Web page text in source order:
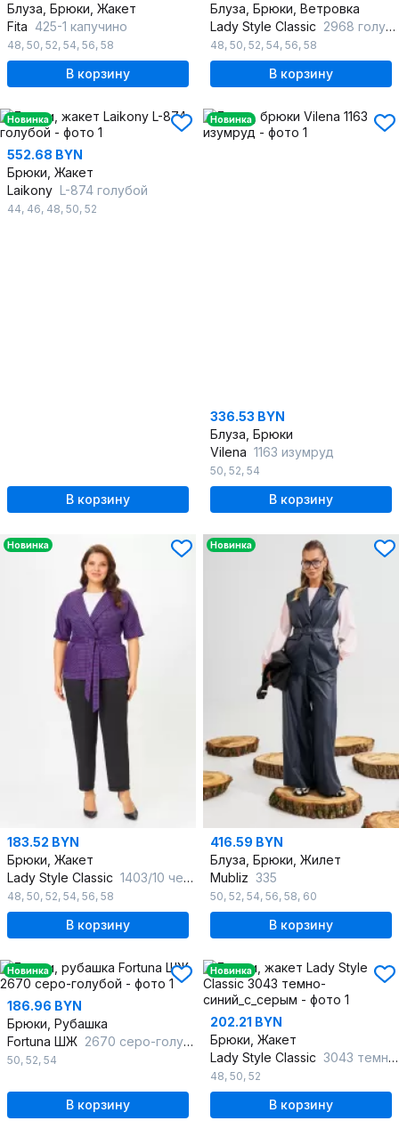
Блуза, Брюки, Жакет
Fita 425-1 капучино
48, 50, 52, 54, 56, 58
В корзину
Блуза, Брюки, Ветровка
Lady Style Classic 2968 голубой_с_бежевый
48, 50, 52, 54, 56, 58
В корзину
Новинка
552.68 BYN
Брюки, Жакет
Laikony L-874 голубой
44, 46, 48, 50, 52
В корзину
Новинка
336.53 BYN
Блуза, Брюки
Vilena 1163 изумруд
50, 52, 54
В корзину
Новинка
183.52 BYN
Брюки, Жакет
Lady Style Classic 1403/10 черный_с_фиолетовым
48, 50, 52, 54, 56, 58
В корзину
Новинка
416.59 BYN
Блуза, Брюки, Жилет
Mubliz 335
50, 52, 54, 56, 58, 60
В корзину
Новинка
186.96 BYN
Брюки, Рубашка
Fortuna ШЖ 2670 серо-голубой
50, 52, 54
В корзину
Новинка
202.21 BYN
Брюки, Жакет
Lady Style Classic 3043 темно-синий_с_серым
48, 50, 52
В корзину